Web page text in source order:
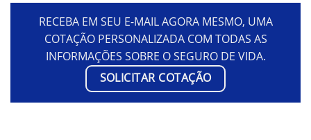
RECEBA EM SEU E-MAIL AGORA MESMO, UMA
COTAÇÃO PERSONALIZADA COM TODAS AS
INFORMAÇÕES SOBRE O SEGURO DE VIDA.
SOLICITAR COTAÇÃO